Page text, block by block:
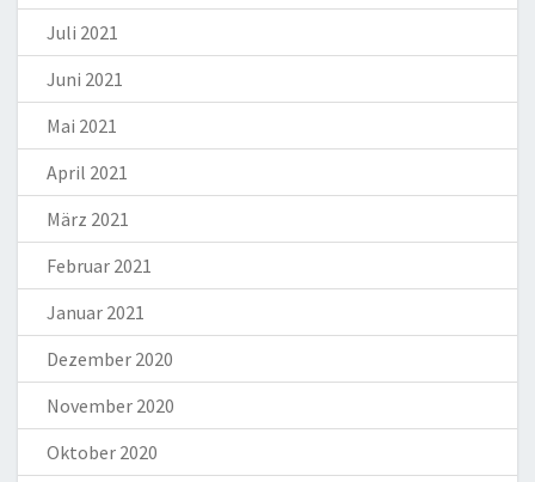
Juli 2021
Juni 2021
Mai 2021
April 2021
März 2021
Februar 2021
Januar 2021
Dezember 2020
November 2020
Oktober 2020